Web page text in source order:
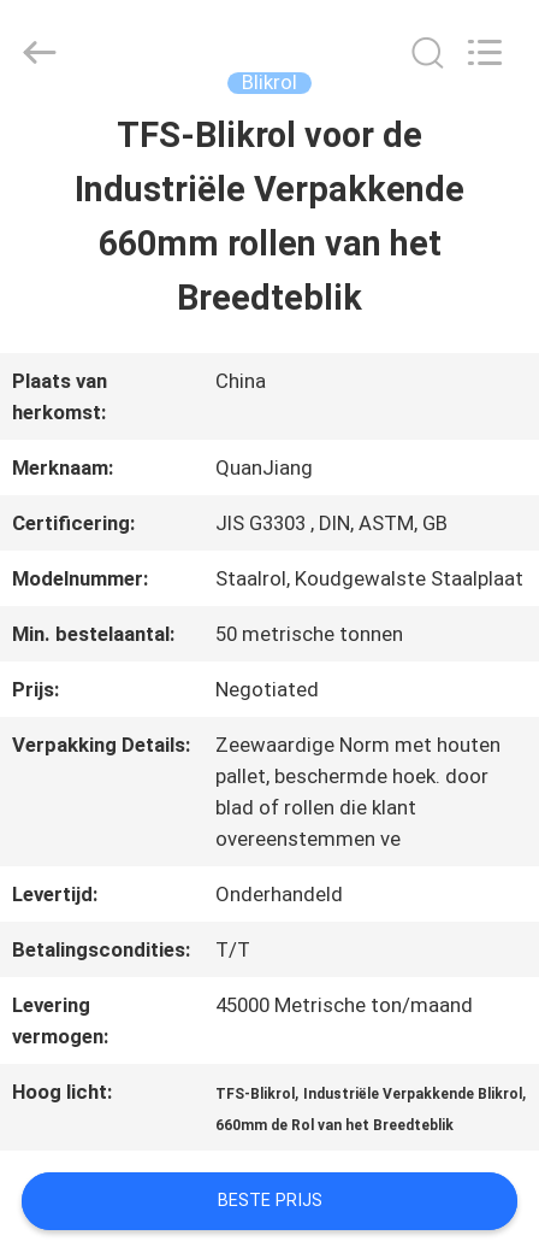
PRODUCTEN
OVER
ONS
KWALITEITSCONTROLE
CONTACTEER
GEVALLEN
VERZOEK
OM EEN
CITAAT
METAL
Blikrol
TFS-Blikrol voor de
Industriële Verpakkende
660mm rollen van het
Breedteblik
Plaats van
herkomst:
China
Merknaam: QuanJiang
Certificering: JIS G3303 , DIN, ASTM, GB
Modelnummer: Staalrol, Koudgewalste Staalplaat
Min. bestelaantal: 50 metrische tonnen
Prijs: Negotiated
Verpakking Details:
Zeewaardige Norm met houten
pallet, beschermde hoek. door
blad of rollen die klant
overeenstemmen ve
Levertijd: Onderhandeld
Betalingscondities: T/T
Levering
vermogen:
45000 Metrische ton/maand
Hoog licht: TFS-Blikrol , Industriële Verpakkende Blikrol ,
660mm de Rol van het Breedteblik
BESTE PRIJS